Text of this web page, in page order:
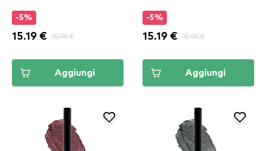
-5%
15.19 € 15.99 €
Aggiungi
-5%
15.19 € 15.99 €
Aggiungi